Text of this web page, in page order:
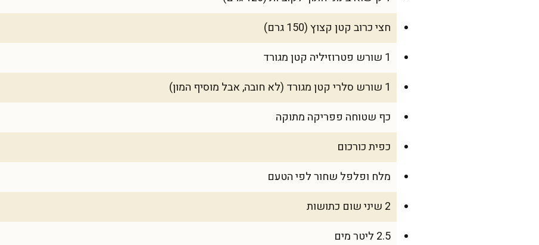
חצי כרוב קטן קצוץ (150 גרם)
1 שורש פטרוזיליה קטן מגורד
1 שורש סלרי קטן מגורד (לא חובה, אבל מוסיף המון)
כף שטוחה פפריקה מתוקה
כפית כורכום
מלח ופלפל שחור לפי הטעם
2 שיני שום כתושות
2.5 ליטר מים